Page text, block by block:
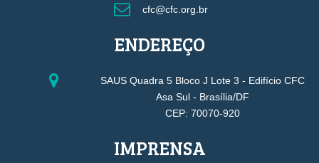
cfc@cfc.org.br
ENDEREÇO
SAUS Quadra 5 Bloco J Lote 3 - Edifício CFC
Asa Sul - Brasília/DF
CEP: 70070-920
IMPRENSA